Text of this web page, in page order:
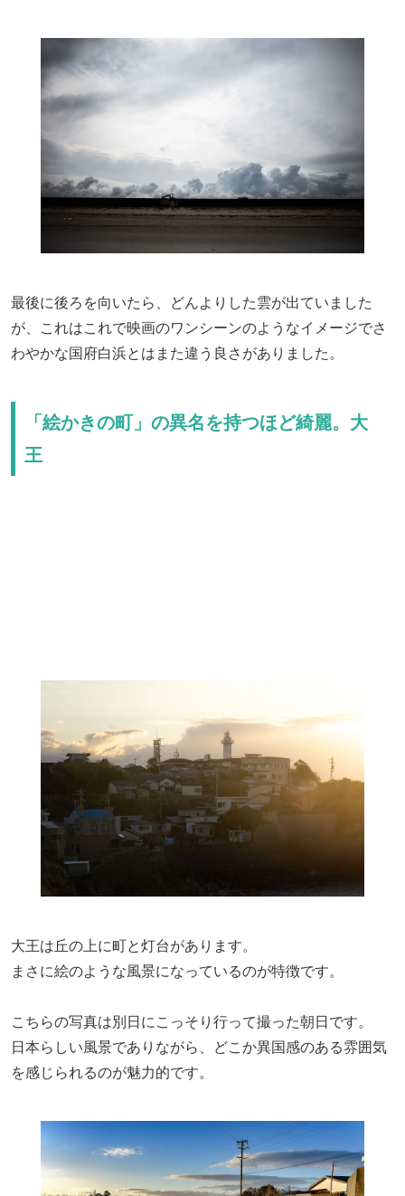
最後に後ろを向いたら、どんよりした雲が出ていました
が、これはこれで映画のワンシーンのようなイメージでさ
わやかな国府白浜とはまた違う良さがありました。
「絵かきの町」の異名を持つほど綺麗。大
王
大王は丘の上に町と灯台があります。
まさに絵のような風景になっているのが特徴です。
こちらの写真は別日にこっそり行って撮った朝日です。
日本らしい風景でありながら、どこか異国感のある雰囲気
を感じられるのが魅力的です。